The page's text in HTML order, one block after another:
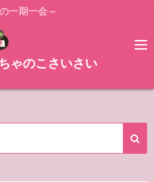
一期一会～
ゃのこさいさい